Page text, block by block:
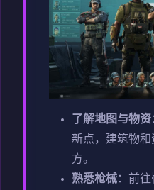
了解地图与物资
新点，建筑物
方。
熟悉枪械：前